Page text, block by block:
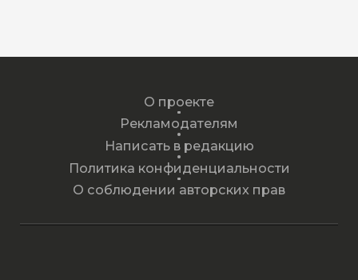
О проекте
Рекламодателям
Написать в редакцию
Политика конфиденциальности
О соблюдении авторских прав